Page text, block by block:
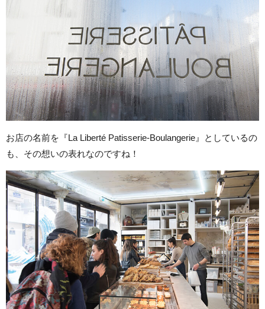
お店の名前を『La Liberté Patisserie-Boulangerie』としているの
も、その想いの表れなのですね！